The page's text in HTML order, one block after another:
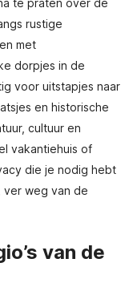
te praten over de
rustige
met
dorpjes in de
voor uitstapjes naar
en historische
cultuur en
vakantiehuis of
die je nodig hebt
weg van de
van de